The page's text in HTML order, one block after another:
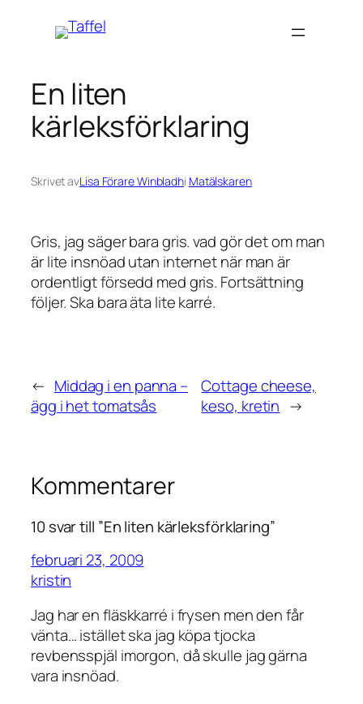
En liten
kärleksförklaring
Skrivet avLisa Förare Winbladhi Matälskaren
Gris, jag säger bara gris. vad gör det om man
är lite insnöad utan internet när man är
ordentligt försedd med gris. Fortsättning
följer. Ska bara äta lite karré.
← Middag i en panna –
ägg i het tomatsås
Cottage cheese,
keso, kretin →
Kommentarer
10 svar till ”En liten kärleksförklaring”
februari 23, 2009
kristin
Jag har en fläskkarré i frysen men den får
vänta… istället ska jag köpa tjocka
revbensspjäl imorgon, då skulle jag gärna
vara insnöad.